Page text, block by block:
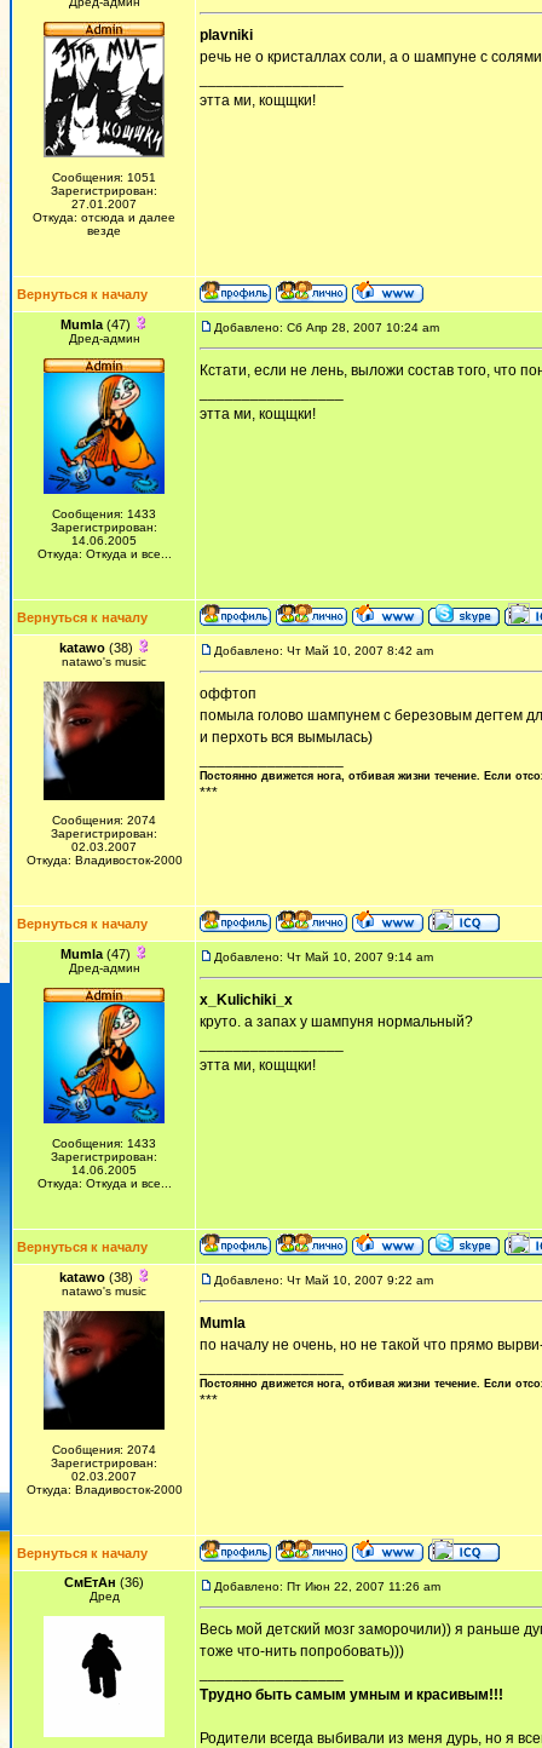
Сообщения: 1051
Зарегистрирован:
27.01.2007
Откуда: отсюда и далее
везде
plavniki
речь не о кристаллах соли, а о шампуне с
этта ми, кощщки!
Вернуться к началу
Mumla (47)
Дред-админ
Сообщения: 1433
Зарегистрирован:
14.06.2005
Откуда: Откуда и все...
Добавлено: Сб Апр 28, 2007 10:24 am
Кстати, если не лень, выложи состав того, что
этта ми, кощщки!
Вернуться к началу
katawo(38)
natawo's music
Сообщения: 2074
Зарегистрирован:
02.03.2007
Откуда: Владивосток-2000
Добавлено: Чт Май 10, 2007 8:42 am
оффтоп
помыла голово шампунем с березовым дегтем
и перхоть вся вымылась)
Постоянно движется нога, отбивая жизни течение. Если
***
Вернуться к началу
Mumla (47)
Дред-админ
Сообщения: 1433
Зарегистрирован:
14.06.2005
Откуда: Откуда и все...
Добавлено: Чт Май 10, 2007 9:14 am
x_Kulichiki_x
круто. а запах у шампуня нормальный?
этта ми, кощщки!
Вернуться к началу
katawo(38)
natawo's music
Сообщения: 2074
Зарегистрирован:
02.03.2007
Откуда: Владивосток-2000
Добавлено: Чт Май 10, 2007 9:22 am
Mumla
по началу не очень, но не такой что прямо
Постоянно движется нога, отбивая жизни течение. Если
***
Вернуться к началу
СмЕтАн (36)
Дред
Добавлено: Пт Июн 22, 2007 11:26 am
Весь мой детский мозг заморочили)) я раньше
тоже что-нить попробовать)))
Трудно быть самым умным и красивым!!!
Родители всегда выбивали из меня дурь, но я